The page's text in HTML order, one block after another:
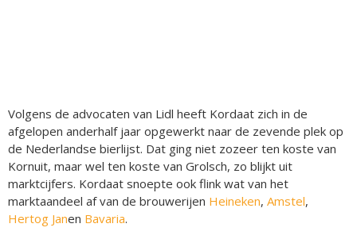
Volgens de advocaten van Lidl heeft Kordaat zich in de
afgelopen anderhalf jaar opgewerkt naar de zevende plek op
de Nederlandse bierlijst. Dat ging niet zozeer ten koste van
Kornuit, maar wel ten koste van Grolsch, zo blijkt uit
marktcijfers. Kordaat snoepte ook flink wat van het
marktaandeel af van de brouwerijen Heineken, Amstel,
Hertog Janen Bavaria.